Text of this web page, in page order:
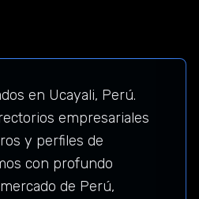
en Ucayali, Perú.
empresariales
y perfiles de
con profundo
de Perú,